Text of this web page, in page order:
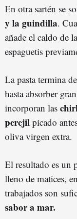
En otra sartén se
y la guindilla.
añade el caldo de
espaguetis
La pasta termina
hasta absorber
incorporan las
perejil picado
oliva virgen extra.
El resultado es un
lleno de matices,
trabajados son
sabor a mar.